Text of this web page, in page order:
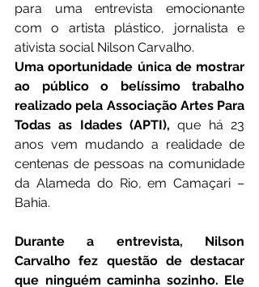
para uma entrevista emocionante
com o artista plástico, jornalista e
ativista social Nilson Carvalho.
Uma oportunidade única de mostrar
ao público o belíssimo trabalho
realizado pela Associação Artes Para
Todas as Idades (APTI), que há 23
anos vem mudando a realidade de
centenas de pessoas na comunidade
da Alameda do Rio, em Camaçari –
Bahia.
Durante a entrevista, Nilson
Carvalho fez questão de destacar
que ninguém caminha sozinho. Ele